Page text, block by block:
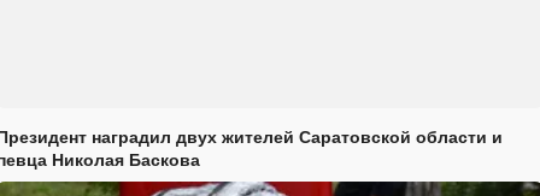
наградил двух жителей Саратовской области и
Николая Баскова